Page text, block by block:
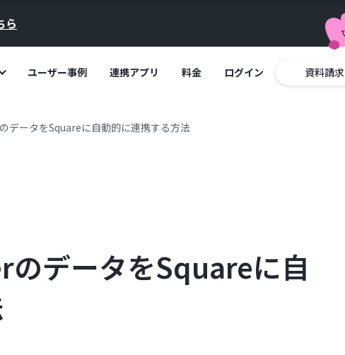
ら
ユーザー事例 連携アプリ 料金 ログイン 資料請求
データをSquareに自動的に連携する方法
のデータをSquareに自